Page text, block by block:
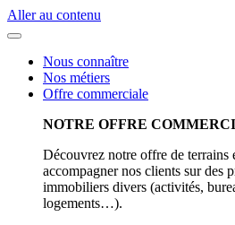
Aller au contenu
Nous connaître
Nos métiers
Offre commerciale
NOTRE OFFRE
Découvrez notre offre de terrains
accompagner nos clients sur des
immobiliers divers (activités,
logements…).